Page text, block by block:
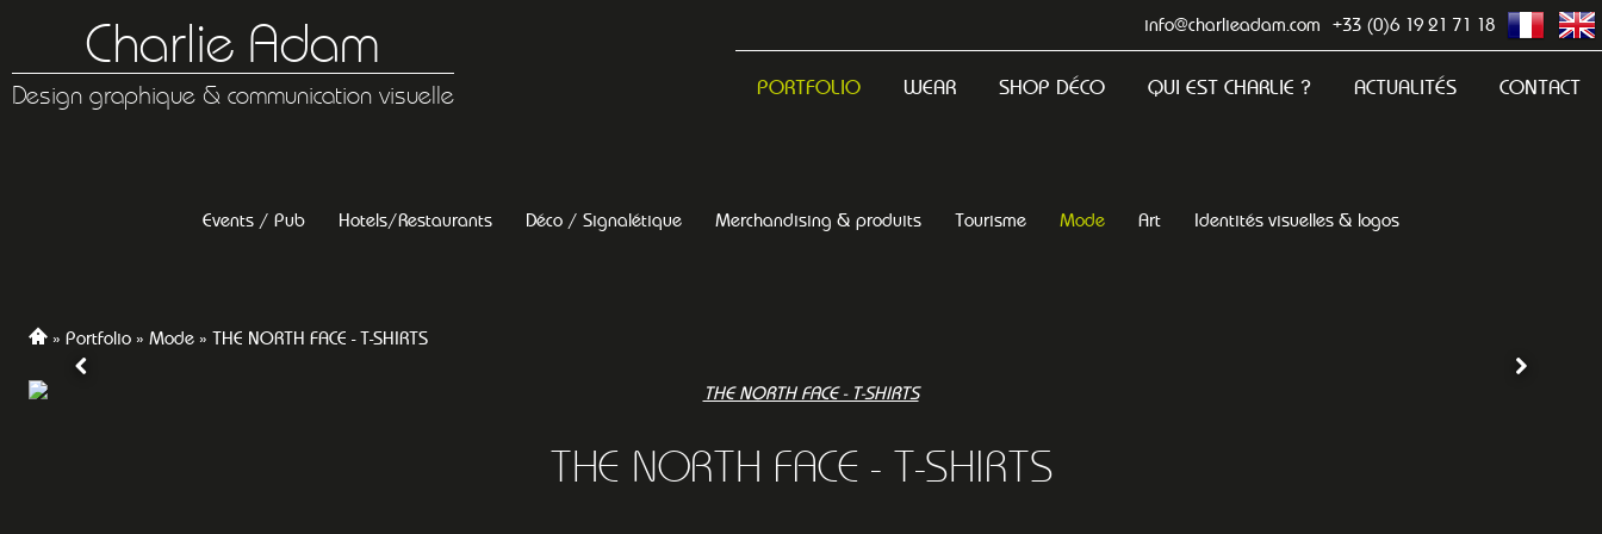
Charlie Adam
Design graphique & communication visuelle
info@charlieadam.com +33 (0)6 19 21 71 18
PORTFOLIO WEAR SHOP DÉCO QUI EST CHARLIE ? ACTUALITÉS CONTACT
Events / Pub Hotels/Restaurants Déco / Signalétique Merchandising & produits Tourisme Mode Art Identités visuelles & logos
Portfolio Mode THE NORTH FACE - T-SHIRTS
THE NORTH FACE - T-SHIRTS